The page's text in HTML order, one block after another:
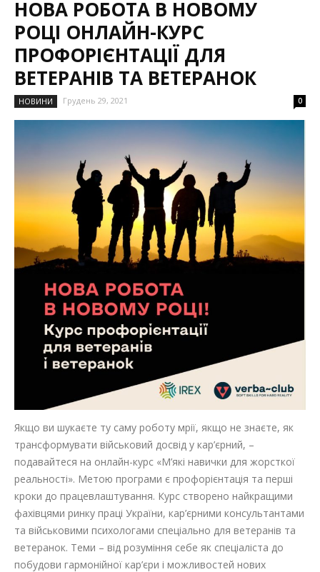
НОВА РОБОТА В НОВОМУ
РОЦІ ОНЛАЙН-КУРС
ПРОФОРІЄНТАЦІЇ ДЛЯ
ВЕТЕРАНІВ ТА ВЕТЕРАНОК
НОВИНИ Грудень 29, 2021 0
Якщо ви шукаєте ту саму роботу мрії, якщо не знаєте, як
трансформувати військовий досвід у кар’єрний, –
подавайтеся на онлайн-курс «М’які навички для жорсткої
реальності». Метою програми є профорієнтація та перші
кроки до працевлаштування. Курс створено найкращими
фахівцями ринку праці України, кар’єрними консультантами
та військовими психологами спеціально для ветеранів та
ветеранок. Теми – від розуміння себе як спеціаліста до
побудови гармонійної кар’єри і можливостей нових